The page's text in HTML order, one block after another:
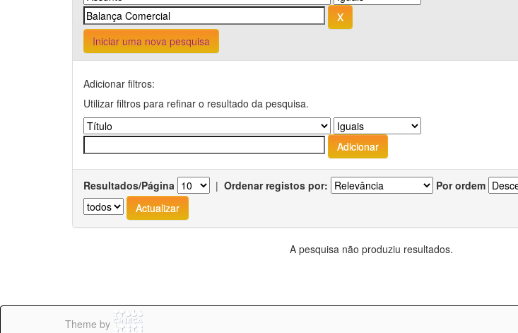
Iniciar uma nova pesquisa
Adicionar filtros:
Utilizar filtros para refinar o resultado da pesquisa.
Resultados/Página | Ordenar registos por: Por ordem
A pesquisa não produziu resultados.
Theme by